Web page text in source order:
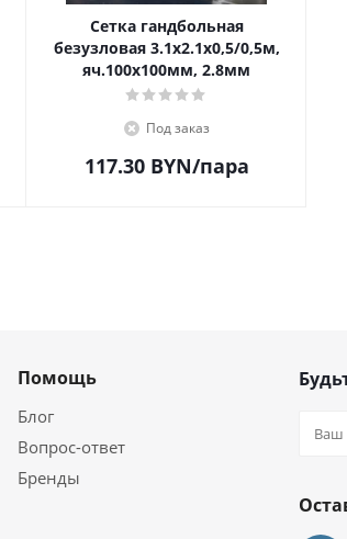
Сетка гандбольная
безузловая 3.1х2.1х0,5/0,5м,
яч.100х100мм, 2.8мм
Под заказ
117.30BYN/пара
Помощь
Блог
Вопрос-ответ
Бренды